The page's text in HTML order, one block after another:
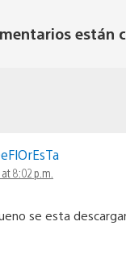
están
8:02 p.m.
se esta